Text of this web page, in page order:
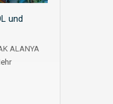
und
ALANYA